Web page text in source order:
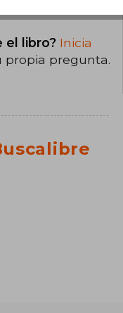
el libro? Inicia
propia pregunta.